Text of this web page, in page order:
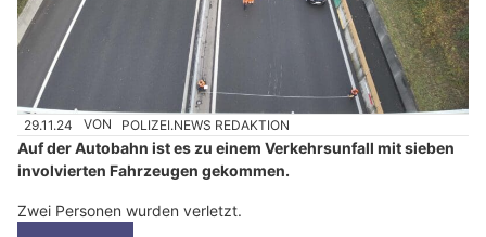
29.11.24 VON POLIZEI.NEWS REDAKTION
Auf der Autobahn ist es zu einem Verkehrsunfall mit sieben
involvierten Fahrzeugen gekommen.
Zwei Personen wurden verletzt.